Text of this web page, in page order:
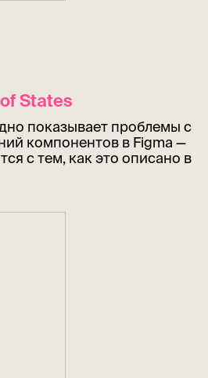
States
показывает проблемы с
компонентов в Figma —
с тем, как это описано в